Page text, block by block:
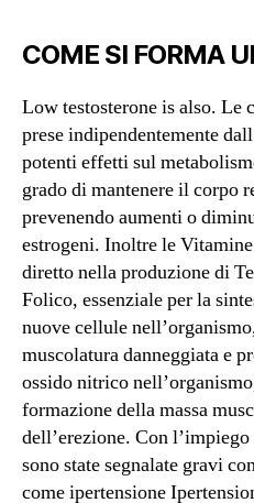
COME SI FORMA
Low testosterone is also. Le
prese indipendentemente
potenti effetti sul
grado di mantenere il corpo
prevenendo aumenti o
estrogeni. Inoltre le
diretto nella produzione di
Folico, essenziale per la
nuove cellule
muscolatura danneggiata e
ossido nitrico
formazione della massa
dell’erezione. Con
sono state segnalate gravi
come ipertensione